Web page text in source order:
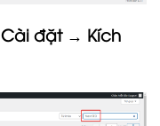
Cài đặt → Kích